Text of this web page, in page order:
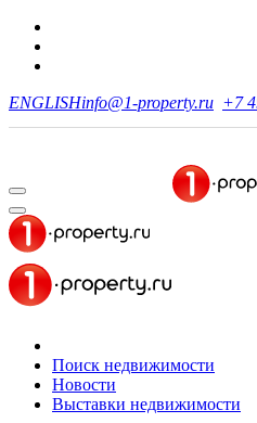
ENGLISHinfo@1-property.ru +7
Поиск недвижимости
Новости
Выставки недвижимости